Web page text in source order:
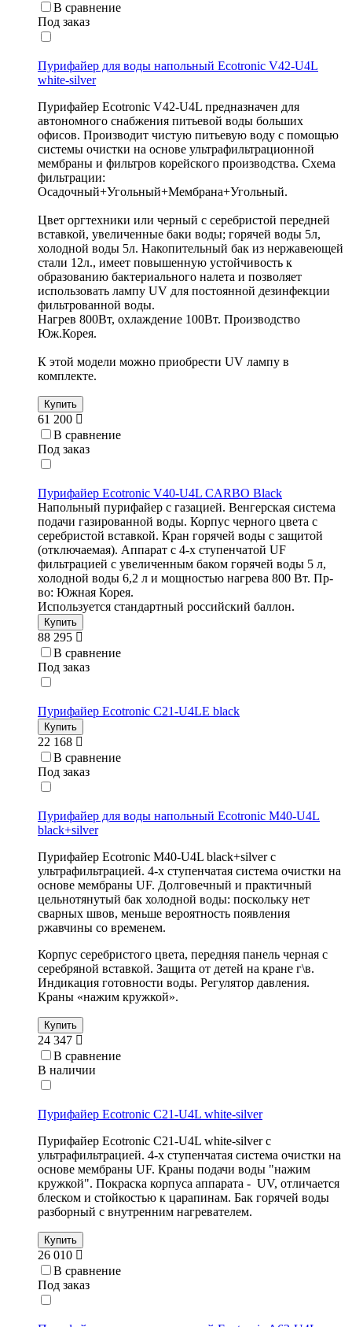
В сравнение
Под заказ
Пурифайер для воды напольный Ecotronic V42-U4L
white-silver
Пурифайер Ecotronic V42-U4L предназначен для
автономного снабжения питьевой воды больших
офисов. Производит чистую питьевую воду с помощью
системы очистки на основе ультрафильтрационной
мембраны и фильтров корейского производства. Схема
фильтрации:
Осадочный+Угольный+Мембрана+Угольный.
Цвет оргтехники или черный с серебристой передней
вставкой, увеличенные баки воды; горячей воды 5л,
холодной воды 5л. Накопительный бак из нержавеющей
стали 12л., имеет повышенную устойчивость к
образованию бактериального налета и позволяет
использовать лампу UV для постоянной дезинфекции
фильтрованной воды.
Нагрев 800Вт, охлаждение 100Вт. Производство
Юж.Корея.
К этой модели можно приобрести UV лампу в
комплекте.
Купить
61 200
В сравнение
Под заказ
Пурифайер Ecotronic V40-U4L CARBO Black
Напольный пурифайер с газацией. Венгерская система
подачи газированной воды. Корпус черного цвета с
серебристой вставкой. Кран горячей воды с защитой
(отключаемая). Аппарат с 4-х ступенчатой UF
фильтрацией с увеличенным баком горячей воды 5 л,
холодной воды 6,2 л и мощностью нагрева 800 Вт. Пр-
во: Южная Корея.
Используется стандартный российский баллон.
Купить
88 295
В сравнение
Под заказ
Пурифайер Ecotronic C21-U4LE black
Купить
22 168
В сравнение
Под заказ
Пурифайер для воды напольный Ecotronic M40-U4L
black+silver
Пурифайер Ecotronic M40-U4L black+silver с
ультрафильтрацией. 4-х ступенчатая система очистки на
основе мембраны UF. Долговечный и практичный
цельнотянутый бак холодной воды: поскольку нет
сварных швов, меньше вероятность появления
ржавчины со временем.
Корпус серебристого цвета, передняя панель черная с
серебряной вставкой. Защита от детей на кране г\в.
Индикация готовности воды. Регулятор давления.
Краны «нажим кружкой».
Купить
24 347
В сравнение
В наличии
Пурифайер Ecotronic C21-U4L white-silver
Пурифайер Ecotronic C21-U4L white-silver с
ультрафильтрацией. 4-х ступенчатая система очистки на
основе мембраны UF. Краны подачи воды "нажим
кружкой". Покраска корпуса аппарата - UV, отличается
блеском и стойкостью к царапинам. Бак горячей воды
разборный с внутренним нагревателем.
Купить
26 010
В сравнение
Под заказ